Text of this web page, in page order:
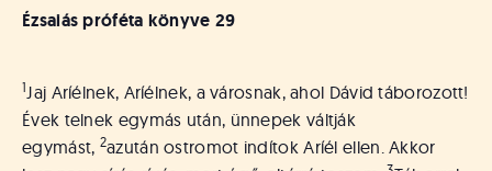
r
á
t
u
s
Ézsaiás próféta könyve 29
1Jaj Aríélnek, Aríélnek, a városnak, ahol Dávid táborozott!
Évek telnek egymás után, ünnepek váltják
egymást, 2azután ostromot indítok Aríél ellen. Akkor